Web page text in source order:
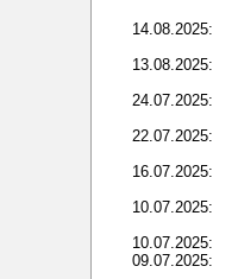
14.08.2025:
13.08.2025:
24.07.2025:
22.07.2025:
16.07.2025:
10.07.2025:
10.07.2025:
09.07.2025: